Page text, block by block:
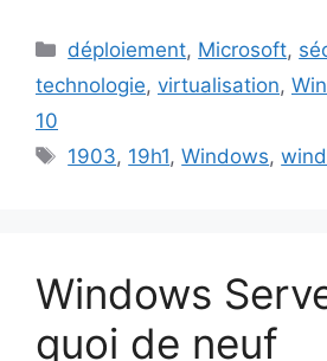
Catégories
déploiement, Microsoft,
technologie, virtualisation,
10
Étiquettes
1903, 19h1,Windows,
Windows
quoi de neuf